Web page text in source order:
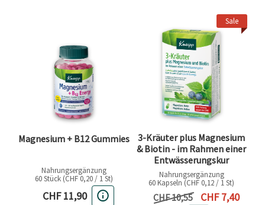
Magnesium + B12 Gummies
Nahrungsergänzung
60 Stück (CHF 0,20 / 1 St)
Aktueller Preis
CHF 11,90
Sale
3-Kräuter plus Magnesium
& Biotin - im Rahmen einer
Entwässerungskur
Nahrungsergänzung
60 Kapseln (CHF 0,12 / 1 St)
Vorheriger Preis
CHF 10,55 Aktueller Preis
CHF 7,40